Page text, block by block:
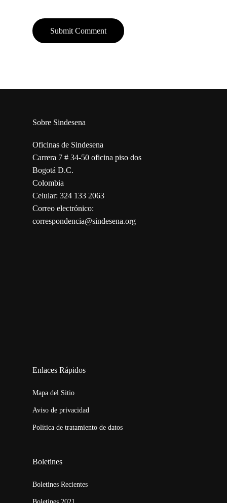
Sobre Sindesena
Oficinas de Sindesena
Carrera 7 # 34-50 oficina piso dos
Bogotá D.C.
Colombia
Celular: 324 133 2063
Correo electrónico:
correspondencia@sindesena.org
Enlaces Rápidos
Mapa del Sitio
Aviso de privacidad
Política de tratamiento de datos
Boletines
Boletines Recientes